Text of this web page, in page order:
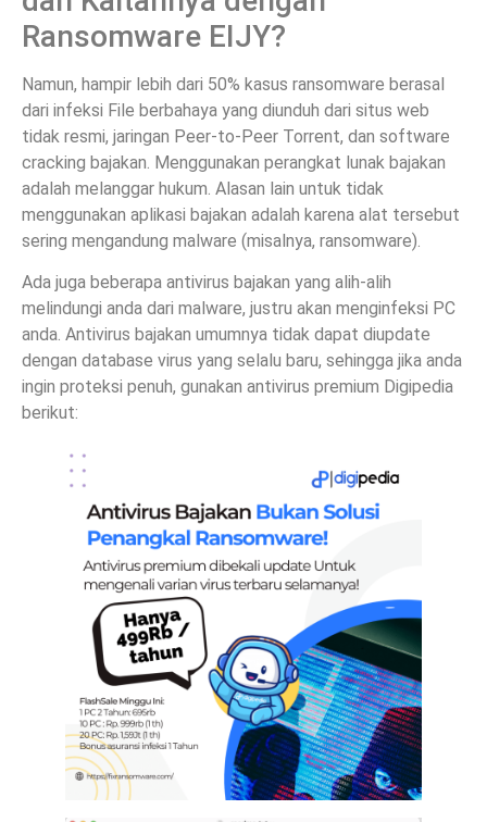
Ransomware EIJY?
Namun, hampir lebih dari 50% kasus ransomware berasal
dari infeksi File berbahaya yang diunduh dari situs web
tidak resmi, jaringan Peer-to-Peer Torrent, dan software
cracking bajakan. Menggunakan perangkat lunak bajakan
adalah melanggar hukum. Alasan lain untuk tidak
menggunakan aplikasi bajakan adalah karena alat tersebut
sering mengandung malware (misalnya, ransomware).
Ada juga beberapa antivirus bajakan yang alih-alih
melindungi anda dari malware, justru akan menginfeksi PC
anda. Antivirus bajakan umumnya tidak dapat diupdate
dengan database virus yang selalu baru, sehingga jika anda
ingin proteksi penuh, gunakan antivirus premium Digipedia
berikut: